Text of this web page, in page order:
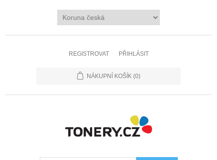
REGISTROVAT PŘIHLÁSIT
NÁKUPNÍ KOŠÍK (0)